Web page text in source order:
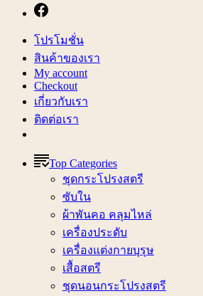
โปรโมชั่น
สินค้าของเรา
My account
Checkout
เกี่ยวกับเรา
ติดต่อเรา
Top Categories
ชุดกระโปรงสตรี
ซับใน
ผ้าพันคอ คลุมไหล่
เครื่องประดับ
เครื่องแต่งกายบุรุษ
เสื้อสตรี
ชุดนอนกระโปรงสตรี